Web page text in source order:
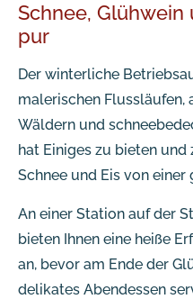
Schnee, Glühwein
pur
Der winterliche
malerischen Flussläufen,
Wäldern und
hat Einiges zu bieten
Schnee und Eis von einer
An einer Station auf der
bieten Ihnen eine heiße
an, bevor am Ende der
delikates Abendessen